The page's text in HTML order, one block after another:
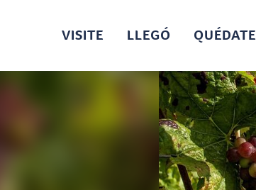
VISITE LLEGÓ QUÉDATE